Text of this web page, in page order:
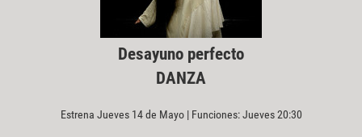
Desayuno perfecto
DANZA
Estrena Jueves 14 de Mayo | Funciones: Jueves 20:30